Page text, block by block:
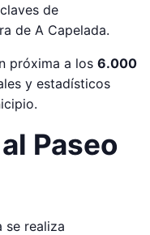
de
de A Capelada.
próxima a los 6.000
y estadísticos
Paseo
se realiza